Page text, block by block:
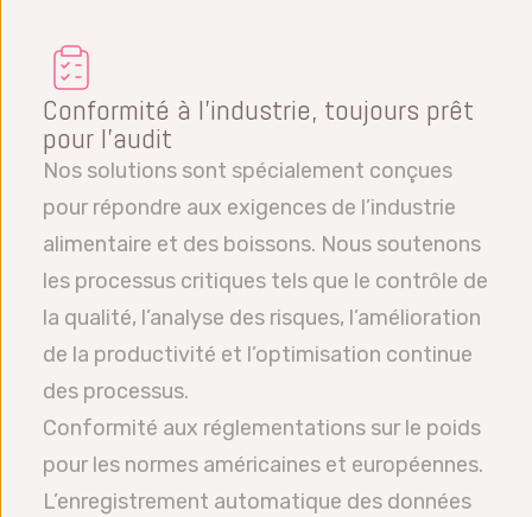
Conformité à l’industrie, toujours prêt
pour l’audit
Nos solutions sont spécialement conçues
pour répondre aux exigences de l’industrie
alimentaire et des boissons. Nous soutenons
les processus critiques tels que le contrôle de
la qualité, l’analyse des risques, l’amélioration
de la productivité et l’optimisation continue
des processus.
Conformité aux réglementations sur le poids
pour les normes américaines et européennes.
L’enregistrement automatique des données